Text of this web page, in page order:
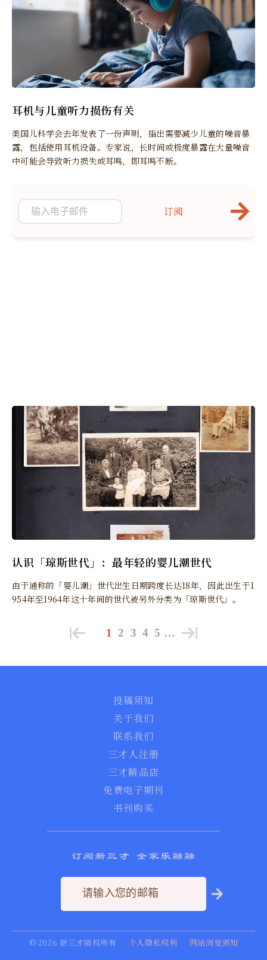
耳机与儿童听力损伤有关
美国儿科学会去年发表了一份声明，指出需要减少儿童的噪音暴
露，包括使用耳机设备。专家说，长时间或极度暴露在大量噪音
中可能会导致听力损失或耳鸣，即耳鸣不断。
认识「琼斯世代」：最年轻的婴儿潮世代
由于通称的「婴儿潮」世代出生日期跨度长达18年，因此出生于1
954年至1964年这十年间的世代被另外分类为「琼斯世代」。
订阅
1 2 3 4 5 …
投稿须知
关于我们
联系我们
三才人注册
三才精品店
免费电子期刊
书刊购买
订阅新三才 全家乐融融
© 2026 新三才版权所有 个人隐私权利 网站浏览须知